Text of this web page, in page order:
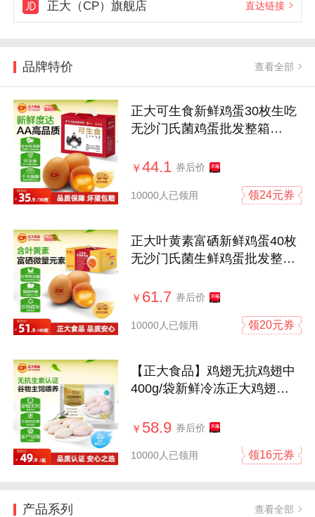
正大（CP）旗舰店 直达链接
品牌特价 查看全部
正大可生食新鲜鸡蛋30枚生吃
无沙门氏菌鸡蛋批发整箱
￥44.1 券后价
10000人已领用 领24元券
正大叶黄素富硒新鲜鸡蛋40枚
无沙门氏菌生鲜鸡蛋批发整箱
￥ 61.7 券后价
10000人已领用 领20元券
【正大食品】鸡翅无抗鸡翅中
400g/袋新鲜冷冻正大鸡翅中
￥ 58.9 券后价
10000人已领用 领16元券
产品系列 查看全部